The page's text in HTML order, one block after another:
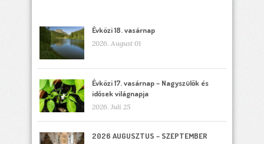
Évközi 18. vasárnap
2026. August 01
Évközi 17. vasárnap – Nagyszülők és
idősek világnapja
2026. Juli 25
2026 AUGUSZTUS – SZEPTEMBER